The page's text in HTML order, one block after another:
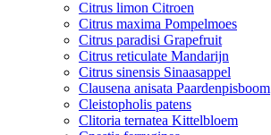
Citrus limon Citroen
Citrus maxima Pompelmoes
Citrus paradisi Grapefruit
Citrus reticulate Mandarijn
Citrus sinensis Sinaasappel
Clausena anisata Paardenpisboom
Cleistopholis patens
Clitoria ternatea Kittelbloem